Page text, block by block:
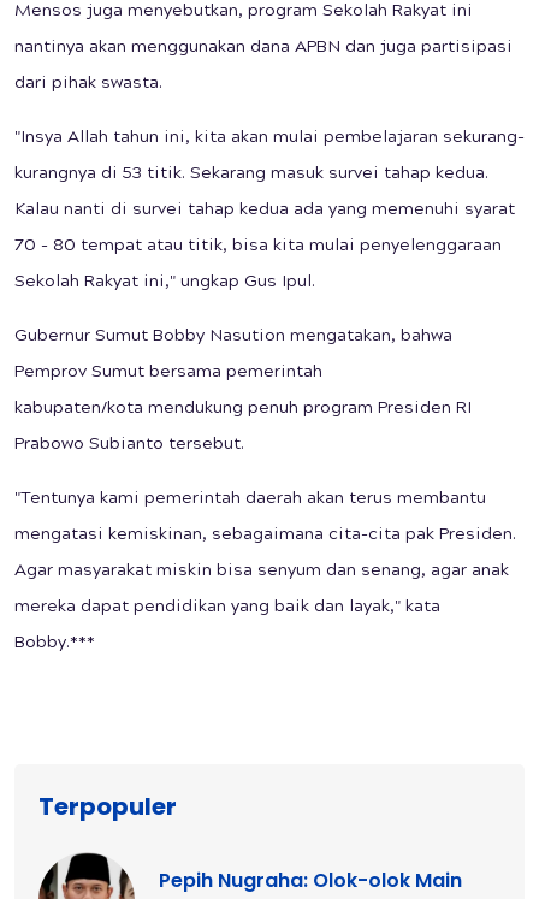
Mensos juga menyebutkan, program Sekolah Rakyat ini
nantinya akan menggunakan dana APBN dan juga partisipasi
dari pihak swasta.
"Insya Allah tahun ini, kita akan mulai pembelajaran sekurang-
kurangnya di 53 titik. Sekarang masuk survei tahap kedua.
Kalau nanti di survei tahap kedua ada yang memenuhi syarat
70 - 80 tempat atau titik, bisa kita mulai penyelenggaraan
Sekolah Rakyat ini," ungkap Gus Ipul.
Gubernur Sumut Bobby Nasution mengatakan, bahwa
Pemprov Sumut bersama pemerintah
kabupaten/kota mendukung penuh program Presiden RI
Prabowo Subianto tersebut.
"Tentunya kami pemerintah daerah akan terus membantu
mengatasi kemiskinan, sebagaimana cita-cita pak Presiden.
Agar masyarakat miskin bisa senyum dan senang, agar anak
mereka dapat pendidikan yang baik dan layak," kata
Bobby.***
Terpopuler
Pepih Nugraha: Olok-olok Main